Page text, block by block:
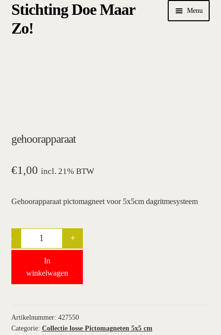
Ga
naar
Ga
de
Stichting Doe Maar
Zo!
Menu
bestellen
hoe werkt een plansysteem
wie wij zijn / contact
winkel
gehoorapparaat
€1,00 incl. 21% BTW
Gehoorapparaat pictomagneet voor 5x5cm dagritmesysteem
Quantity
- +
In
winkelwagen
Artikelnummer: 427550
Categorie: Collectie losse Pictomagneten 5x5 cm